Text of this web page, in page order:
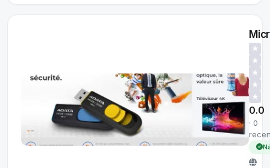
★
★
★
★
★
0.0
· 0